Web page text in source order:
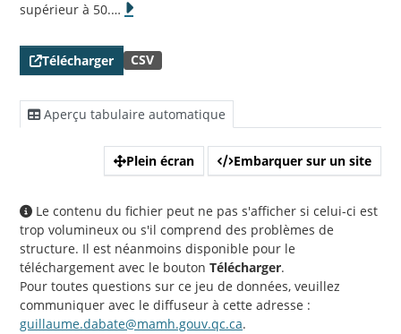
supérieur à 50.…
Télécharger CSV
Aperçu tabulaire automatique
Plein écran Embarquer sur un site
Le contenu du fichier peut ne pas s'afficher si celui-ci est
trop volumineux ou s'il comprend des problèmes de
structure. Il est néanmoins disponible pour le
téléchargement avec le bouton Télécharger.
Pour toutes questions sur ce jeu de données, veuillez
communiquer avec le diffuseur à cette adresse :
guillaume.dabate@mamh.gouv.qc.ca.